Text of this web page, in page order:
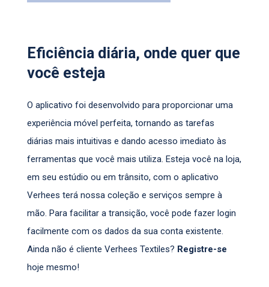
Eficiência diária, onde quer que
você esteja
O aplicativo foi desenvolvido para proporcionar uma
experiência móvel perfeita, tornando as tarefas
diárias mais intuitivas e dando acesso imediato às
ferramentas que você mais utiliza. Esteja você na loja,
em seu estúdio ou em trânsito, com o aplicativo
Verhees terá nossa coleção e serviços sempre à
mão. Para facilitar a transição, você pode fazer login
facilmente com os dados da sua conta existente.
Ainda não é cliente Verhees Textiles? Registre-se
hoje mesmo!